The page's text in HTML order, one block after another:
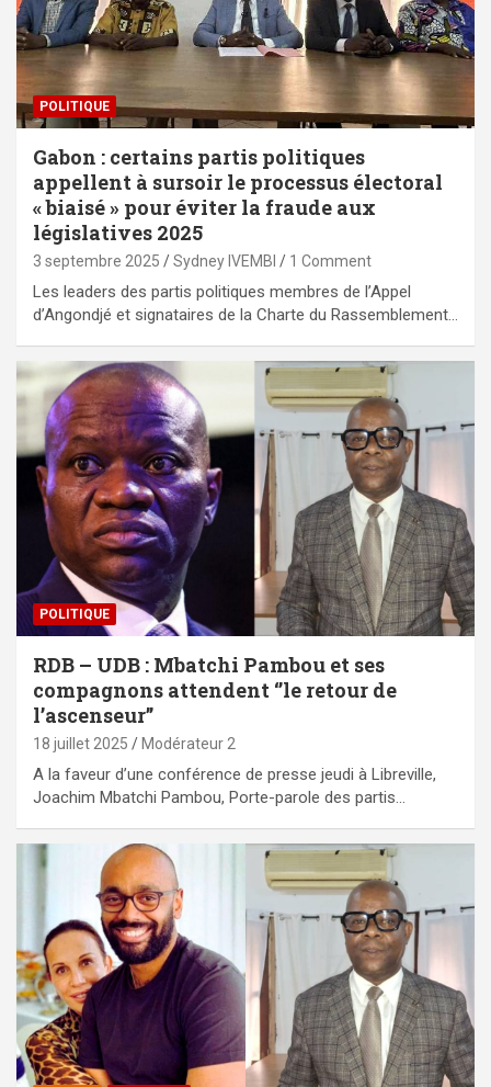
POLITIQUE
Gabon : certains partis politiques
appellent à sursoir le processus électoral
« biaisé » pour éviter la fraude aux
législatives 2025
3 septembre 2025 Sydney IVEMBI 1 Comment
Les leaders des partis politiques membres de l’Appel
d’Angondjé et signataires de la Charte du Rassemblement…
POLITIQUE
RDB – UDB : Mbatchi Pambou et ses
compagnons attendent ‘’le retour de
l’ascenseur’’
18 juillet 2025 Modérateur 2
A la faveur d’une conférence de presse jeudi à Libreville,
Joachim Mbatchi Pambou, Porte-parole des partis…